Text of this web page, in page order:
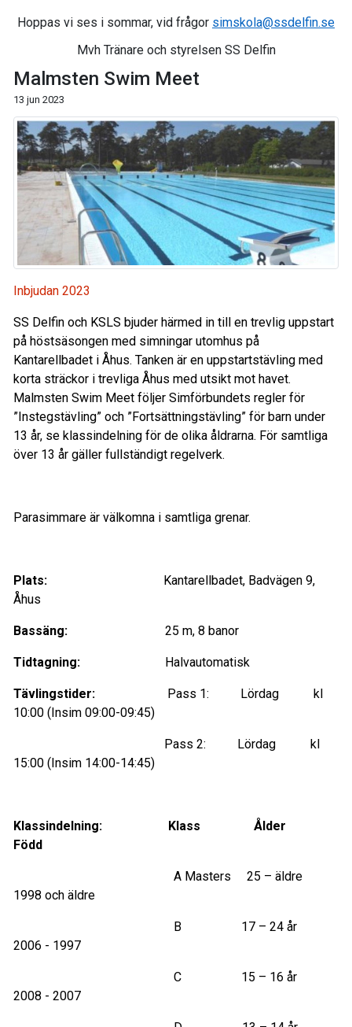
Hoppas vi ses i sommar, vid frågor simskola@ssdelfin.se
Mvh Tränare och styrelsen SS Delfin
Malmsten Swim Meet
13 jun 2023
Inbjudan 2023
SS Delfin och KSLS bjuder härmed in till en trevlig uppstart
på höstsäsongen med simningar utomhus på
Kantarellbadet i Åhus. Tanken är en uppstartstävling med
korta sträckor i trevliga Åhus med utsikt mot havet.
Malmsten Swim Meet följer Simförbundets regler för
”Instegstävling” och ”Fortsättningstävling” för barn under
13 år, se klassindelning för de olika åldrarna. För samtliga
över 13 år gäller fullständigt regelverk.
Parasimmare är välkomna i samtliga grenar.
Plats: Kantarellbadet, Badvägen 9,
Åhus
Bassäng: 25 m, 8 banor
Tidtagning: Halvautomatisk
Tävlingstider: Pass 1: Lördag kl
10:00 (Insim 09:00-09:45)
Pass 2: Lördag kl
15:00 (Insim 14:00-14:45)
Klassindelning: Klass Ålder
Född
A Masters 25 – äldre
1998 och äldre
B 17 – 24 år
2006 - 1997
C 15 – 16 år
2008 - 2007